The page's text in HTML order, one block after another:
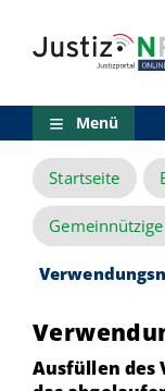
Inhalt
(Sprungmarken)
Menü
Zur
Suche
Zur
NRW-
Zur
Inhalt
ausgewählten
Menü
Startseite
Ausfüllen des